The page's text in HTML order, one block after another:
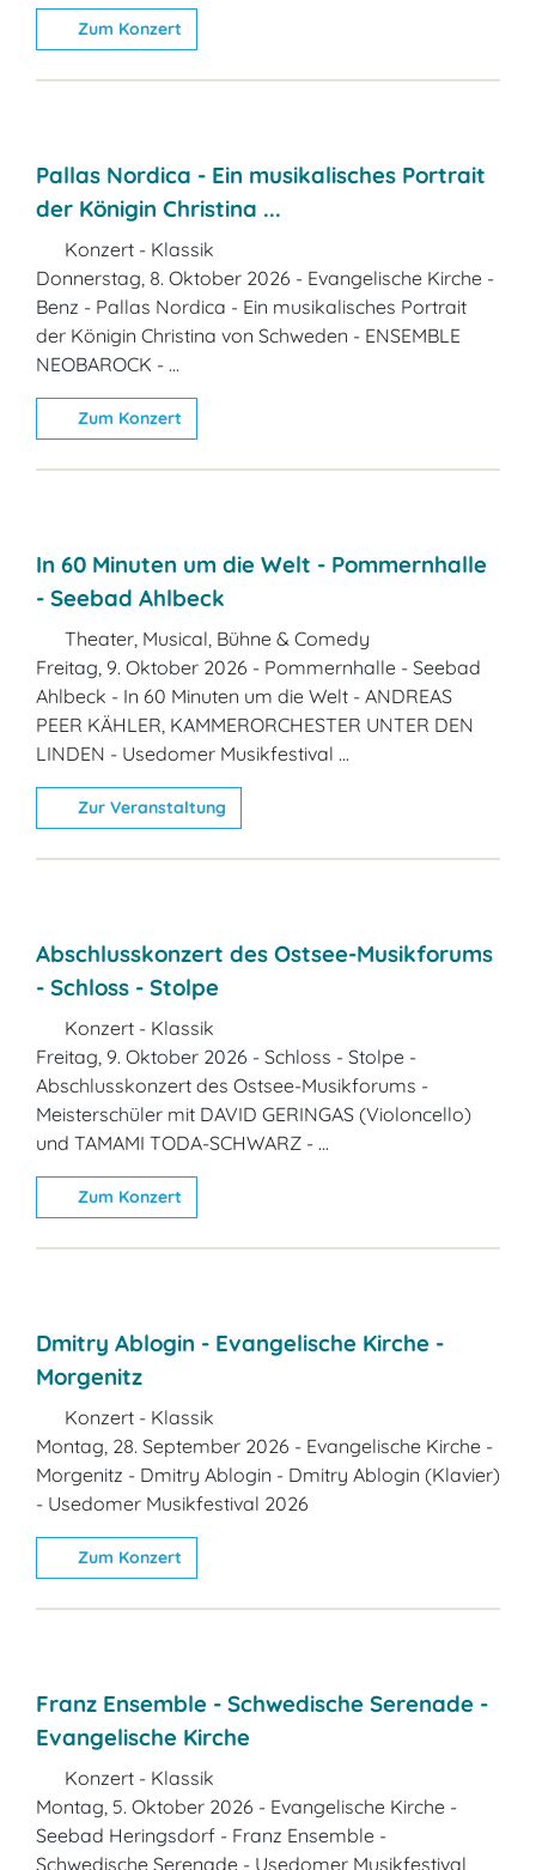
Zum Konzert
Pallas Nordica - Ein musikalisches Portrait
der Königin Christina ...
Konzert - Klassik
Donnerstag, 8. Oktober 2026 - Evangelische Kirche -
Benz - Pallas Nordica - Ein musikalisches Portrait
der Königin Christina von Schweden - ENSEMBLE
NEOBAROCK - ...
Zum Konzert
In 60 Minuten um die Welt - Pommernhalle
- Seebad Ahlbeck
Theater, Musical, Bühne & Comedy
Freitag, 9. Oktober 2026 - Pommernhalle - Seebad
Ahlbeck - In 60 Minuten um die Welt - ANDREAS
PEER KÄHLER, KAMMERORCHESTER UNTER DEN
LINDEN - Usedomer Musikfestival ...
Zur Veranstaltung
Abschlusskonzert des Ostsee-Musikforums
- Schloss - Stolpe
Konzert - Klassik
Freitag, 9. Oktober 2026 - Schloss - Stolpe -
Abschlusskonzert des Ostsee-Musikforums -
Meisterschüler mit DAVID GERINGAS (Violoncello)
und TAMAMI TODA-SCHWARZ - ...
Zum Konzert
Dmitry Ablogin - Evangelische Kirche -
Morgenitz
Konzert - Klassik
Montag, 28. September 2026 - Evangelische Kirche -
Morgenitz - Dmitry Ablogin - Dmitry Ablogin (Klavier)
- Usedomer Musikfestival 2026
Zum Konzert
Franz Ensemble - Schwedische Serenade -
Evangelische Kirche
Konzert - Klassik
Montag, 5. Oktober 2026 - Evangelische Kirche -
Seebad Heringsdorf - Franz Ensemble -
Schwedische Serenade - Usedomer Musikfestival